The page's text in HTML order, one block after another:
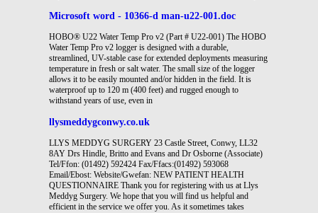
Microsoft word - 10366-d man-u22-001.doc
HOBO® U22 Water Temp Pro v2 (Part # U22-001) The HOBO
Water Temp Pro v2 logger is designed with a durable,
streamlined, UV-stable case for extended deployments measuring
temperature in fresh or salt water. The small size of the logger
allows it to be easily mounted and/or hidden in the field. It is
waterproof up to 120 m (400 feet) and rugged enough to
withstand years of use, even in
llysmeddygconwy.co.uk
LLYS MEDDYG SURGERY 23 Castle Street, Conwy, LL32
8AY Drs Hindle, Britto and Evans and Dr Osborne (Associate)
Tel/Ffon: (01492) 592424 Fax/Ffacs:(01492) 593068
Email/Ebost: Website/Gwefan: NEW PATIENT HEALTH
QUESTIONNAIRE Thank you for registering with us at Llys
Meddyg Surgery. We hope that you will find us helpful and
efficient in the service we offer you. As it sometimes takes